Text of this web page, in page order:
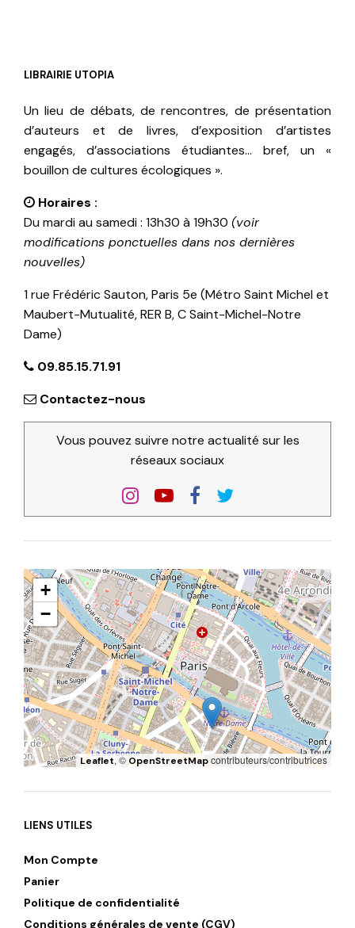
LIBRAIRIE UTOPIA
Un lieu de débats, de rencontres, de présentation
d’auteurs et de livres, d’exposition d’artistes
engagés, d’associations étudiantes… bref, un «
bouillon de cultures écologiques ».
Horaires :
Du mardi au samedi : 13h30 à 19h30 (voir
modifications ponctuelles dans nos dernières
nouvelles)
1 rue Frédéric Sauton, Paris 5e (Métro Saint Michel et
Maubert-Mutualité, RER B, C Saint-Michel-Notre
Dame)
09.85.15.71.91
Contactez-nous
Vous pouvez suivre notre actualité sur les
réseaux sociaux
+
−
Leaflet, ©OpenStreetMapcontributeurs/contributrices
LIENS UTILES
Mon Compte
Panier
Politique de confidentialité
Conditions générales de vente (CGV)